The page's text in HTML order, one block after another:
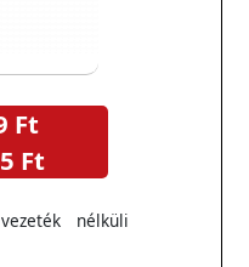
nélküli
Ft
Ft